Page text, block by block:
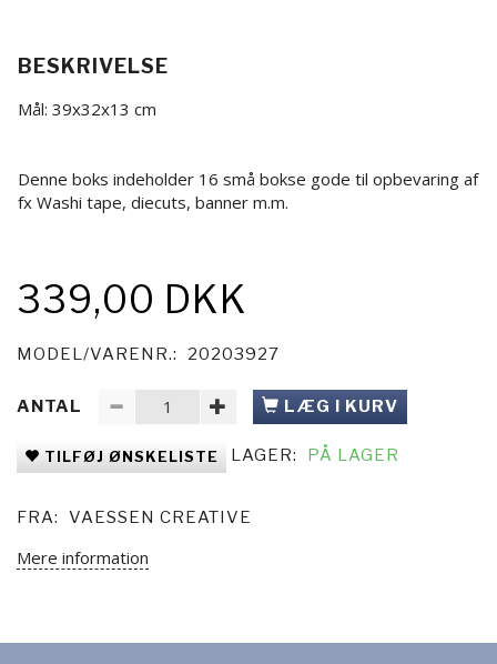
BESKRIVELSE
Mål: 39x32x13 cm
Denne boks indeholder 16 små bokse gode til opbevaring af
fx Washi tape, diecuts, banner m.m.
339,00 DKK
MODEL/VARENR.: 20203927
ANTAL LÆG I KURV
TILFØJ ØNSKELISTE LAGER: PÅ LAGER
FRA: VAESSEN CREATIVE
Mere information